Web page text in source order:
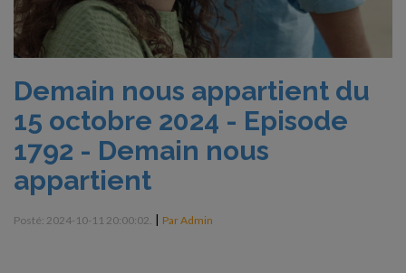
Demain nous appartient du
15 octobre 2024 - Episode
1792 - Demain nous
appartient
Posté: 2024-10-11 20:00:02. | Par Admin